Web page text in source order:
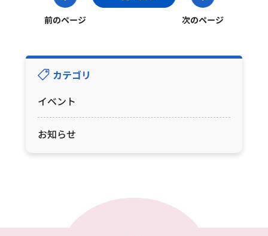
前のページ
次のページ
カテゴリ
イベント
お知らせ